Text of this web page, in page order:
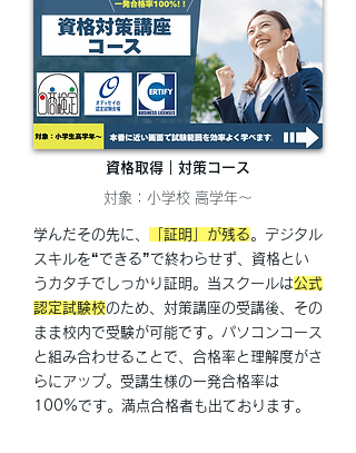
資格取得｜対策コース
対象：小学校 高学年～
学んだその先に、 「証明」が残る。 デジタル
スキルを“できる”で終わらせず、資格とい
うカタチでしっかり証明。 当スクールは公式
認定試験校のため、対策講座の受講後、その
まま校内で受験が可能です。パソコンコース
と組み合わせることで、合格率と理解度がさ
らにアップ。受講生様の一発合格率は
100%です。満点合格者も出ております。